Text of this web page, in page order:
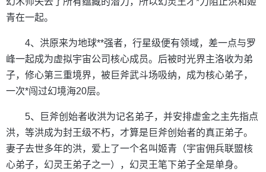
青在一起。
4、洪原来为地球**强者，行星级便有领域，差一点与罗
峰一起成为虚拟宇宙公司核心成员。后被时光界主洛收为弟
子，修心第三重境界，被巨斧武斗场吸纳，成为核心弟子，
一次*闯过幻境海20层。
5、巨斧创始者收洪为记名弟子，并安排虚金之主先指点
洪，等洪成为封王级不朽，才算是巨斧创始者的真正弟子。
妻子去世多年的洪，爱上了一个名叫姬青（宇宙佣兵联盟核
心弟子，幻灵王弟子之一），幻灵王笔下弟子全是单身。